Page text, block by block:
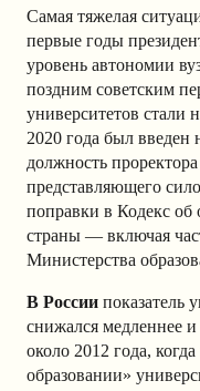
Самая тяжелая
первые годы
уровень автономии
поздним советским
университетов стали
2020 года был
должность
представляющего
поправки в Кодекс об
страны — включая
Министерства
В России показатель
снижался медленнее и
около 2012 года,
образовании»